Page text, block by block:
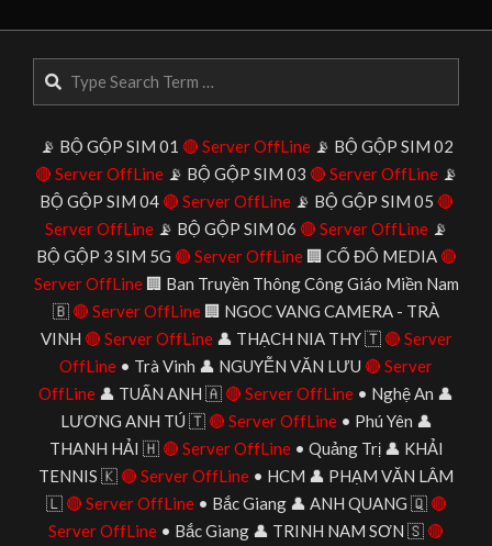
02-
📡 BỘ GỘP SIM 01 🔴 Server OffLine📡 BỘ GỘP SIM 02
🔴 Server OffLine📡 BỘ GỘP SIM 03 🔴 Server OffLine📡
BỘ GỘP SIM 04 🔴 Server OffLine📡 BỘ GỘP SIM 05 🔴
Server OffLine📡 BỘ GỘP SIM 06 🔴 Server OffLine📡
BỘ GỘP 3 SIM 5G 🔴 Server OffLine🏢 CỐ ĐÔ MEDIA 🔴
Server OffLine🏢 Ban Truyền Thông Công Giáo Miền Nam
🇧 🔴 Server OffLine 🏢 NGOC VANG CAMERA - TRÀ
VINH 🔴 Server OffLine👤 THẠCH NIA THY 🇹 🔴 Server
OffLine • Trà Vinh 👤 NGUYỄN VĂN LƯU 🔴 Server
OffLine 👤 TUẤN ANH 🇦 🔴 Server OffLine • Nghệ An 👤
LƯƠNG ANH TÚ 🇹 🔴 Server OffLine• Phú Yên 👤
THANH HẢI 🇭 🔴 Server OffLine• Quảng Trị 👤 KHẢI
TENNIS 🇰 🔴 Server OffLine • HCM 👤 PHẠM VĂN LÂM
🇱 🔴 Server OffLine• Bắc Giang 👤 ANH QUANG 🇶 🔴
Server OffLine • Bắc Giang 👤 TRINH NAM SƠN 🇸 🔴